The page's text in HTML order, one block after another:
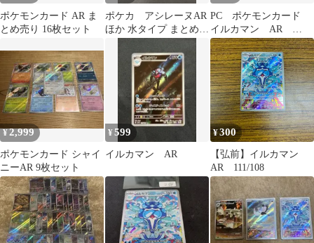
ポケモンカード AR ま
とめ売り 16枚セット
ポケカ アシレーヌAR
ほか 水タイプ まとめ売
PC ポケモンカード
イルカマン AR
111/108 SV3 4枚セッ
ト ※商品説明文確認
¥2,999
ポケモンカード シャイ
ニーAR 9枚セット
¥599
イルカマン AR
¥300
【弘前】イルカマン
AR 111/108